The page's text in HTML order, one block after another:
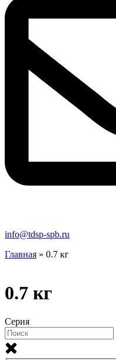
info@tdsp-spb.ru
Главная » 0.7 кг
0.7 кг
Серия